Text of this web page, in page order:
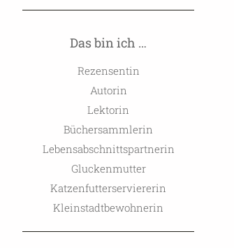
Das bin ich …
Rezensentin
Autorin
Lektorin
Büchersammlerin
Lebensabschnittspartnerin
Gluckenmutter
Katzenfutterserviererin
Kleinstadtbewohnerin